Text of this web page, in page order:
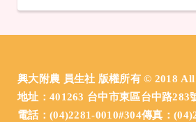
興大附農 員生社 版權所有 © 2018 All
地址：401263 台中市東區台中路283
電話：(04)2281-0010#304傳真：